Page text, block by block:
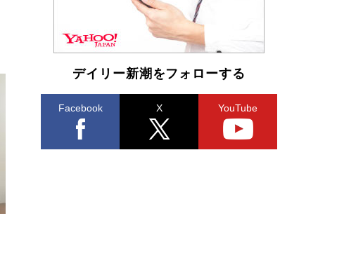
デイリー新潮をフォローする
Facebook X YouTube